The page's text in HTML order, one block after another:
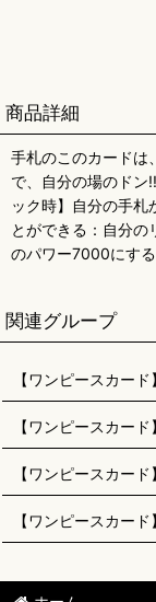
商品詳細
手札のこのカードは
で、自分の場のドン
ック時】自分の手札
とができる：自分の
のパワー7000にする
関連グループ
【ワンピースカー
【ワンピースカー
【ワンピースカー
【ワンピースカード